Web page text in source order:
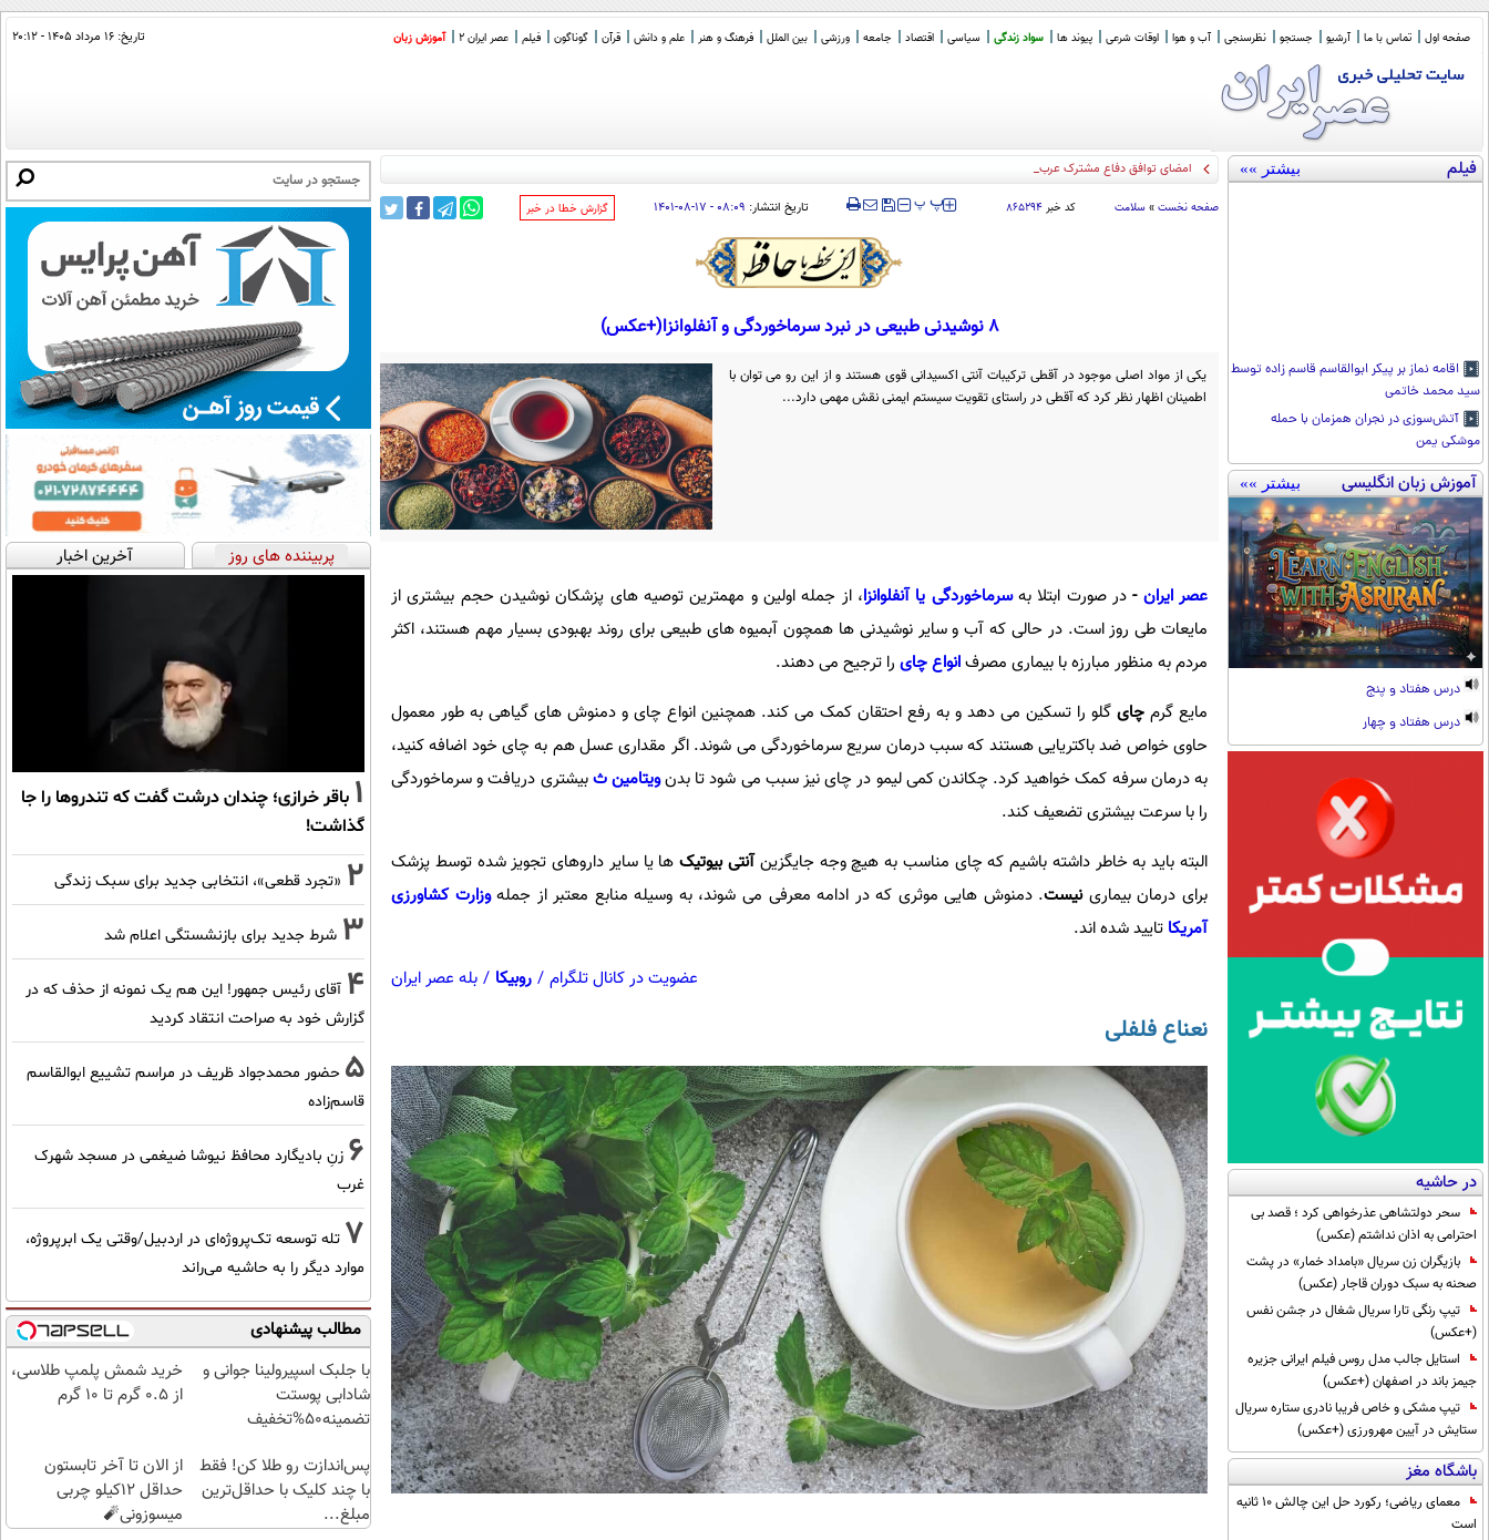
صفحه اول تماس با ما آرشیو جستجو نظرسنجی آب و هوا اوقات شرعی پیوند ها سواد زندگی سیاسی اقتصاد جامعه ورزشی بین الملل فرهنگ و هنر علم و دانش قرآن گوناگون فیلم عصر ایران 2 آموزش زبان تاریخ: ۱۶ مرداد ۱۴۰۵ - ۲۰:۱۲
فیلم بیشتر »»
اقامه نماز بر پیکر ابوالقاسم قاسم زاده توسط
سید محمد خاتمی
آتش‌سوزی در نجران همزمان با حمله
موشکی یمن
آموزش زبان انگلیسی بیشتر »»
درس هفتاد و پنج
درس هفتاد و چهار
در حاشیه
سحر دولتشاهی عذرخواهی کرد ؛ قصد بی
احترامی به اذان نداشتم (عکس)
بازیگران زن سریال «بامداد خمار» در پشت
صحنه به سبک دوران قاجار (عکس)
تیپ رنگی تارا سریال شغال در جشن نفس
(+عکس)
استایل جالب مدل روس فیلم ایرانی جزیره
جیمز باند در اصفهان (+عکس)
تیپ مشکی و خاص فریبا نادری ستاره سریال
ستایش در آیین مهرورزی (+عکس)
باشگاه مغز
معمای ریاضی؛ رکورد حل این چالش 10 ثانیه
است
امضای توافق دفاع مشترک عربستان سعودی، پاکستان و ترکیه
صفحه نخست » سلامت کد خبر۸۶۵۲۹۴ ‍‍‍ پ پ تاریخ انتشار: ۰۸:۰۹ - ۱۷-۰۸-۱۴۰۱ ‌گزارش خطا در خبر
8 نوشیدنی طبیعی در نبرد سرماخوردگی و آنفلوانزا(+عکس)
یکی از مواد اصلی موجود در آقطی ترکیبات آنتی اکسیدانی قوی هستند و از این رو می توان با
اطمینان اظهار نظر کرد که آقطی در راستای تقویت سیستم ایمنی نقش مهمی دارد...
عصر ایران -در صورت ابتلا بهسرماخوردگی یا آنفلوانزا، از جمله اولین و مهمترین توصیه های پزشکان نوشیدن حجم بیشتری از
مایعات طی روز است. در حالی که آب و سایر نوشیدنی ها همچون آبمیوه های طبیعی برای روند بهبودی بسیار مهم هستند، اکثر
مردم به منظور مبارزه با بیماری مصرفانواع چای را ترجیح می دهند.
مایع گرم چای گلو را تسکین می دهد و به رفع احتقان کمک می کند. همچنین انواع چای و دمنوش های گیاهی به طور معمول
حاوی خواص ضد باکتریایی هستند که سبب درمان سریع سرماخوردگی می شوند. اگر مقداری عسل هم به چای خود اضافه کنید،
به درمان سرفه کمک خواهید کرد. چکاندن کمی لیمو در چای نیز سبب می شود تا بدنویتامین ثبیشتری دریافت و سرماخوردگی
را با سرعت بیشتری تضعیف کند.
البته باید به خاطر داشته باشیم که چای مناسب به هیچ وجه جایگزینآنتی بیوتیکها یا سایر داروهای تجویز شده توسط پزشک
برای درمان بیمارینیست. دمنوش هایی موثری که در ادامه معرفی می شوند، به وسیله منابع معتبر از جملهوزارت کشاورزی
آمریکا تایید شده اند.
عضویت در کانال تلگرام / روبیکا / بله عصر ایران
نعناع فلفلی
پربیننده های روز آخرین اخبار
1 باقر خرازی؛ چندان درشت گفت که تندروها را جا
گذاشت!
2 «تجرد قطعی»، انتخابی جدید برای سبک زندگی
3 شرط جدید برای بازنشستگی اعلام شد
4 آقای رئیس جمهور! این هم یک نمونه از حذف که در
گزارش خود به صراحت انتقاد کردید
5 حضور محمدجواد ظریف در مراسم تشییع ابوالقاسم
قاسم‌زاده
6 زنِ بادیگارد محافظ نیوشا ضیغمی در مسجد شهرک
غرب
7 تله توسعه تک‌پروژه‌ای در اردبیل/وقتی یک ابرپروژه،
موارد دیگر را به حاشیه می‌راند
مطالب پیشنهادی
با جلبک اسپیرولینا جوانی و
شادابی پوستت
تضمینه50%تخفیف
خرید شمش پلمپ طلاسی،
از ۰.۵ گرم تا ۱۰ گرم
پس‌اندازت رو طلا کن! فقط
با چند کلیک با حداقل‌ترین
مبلغ...
از الان تا آخر تابستون
حداقل 12کیلو چربی
میسوزونی🧨